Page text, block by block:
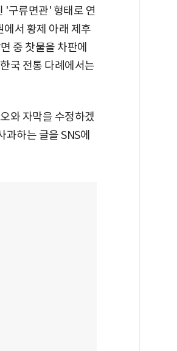
'구류면관' 형태로 연
서 황제 아래 제후
중 찻물을 차판에
국 전통 다례에서는
와 자막을 수정하겠
하는 글을 SNS에